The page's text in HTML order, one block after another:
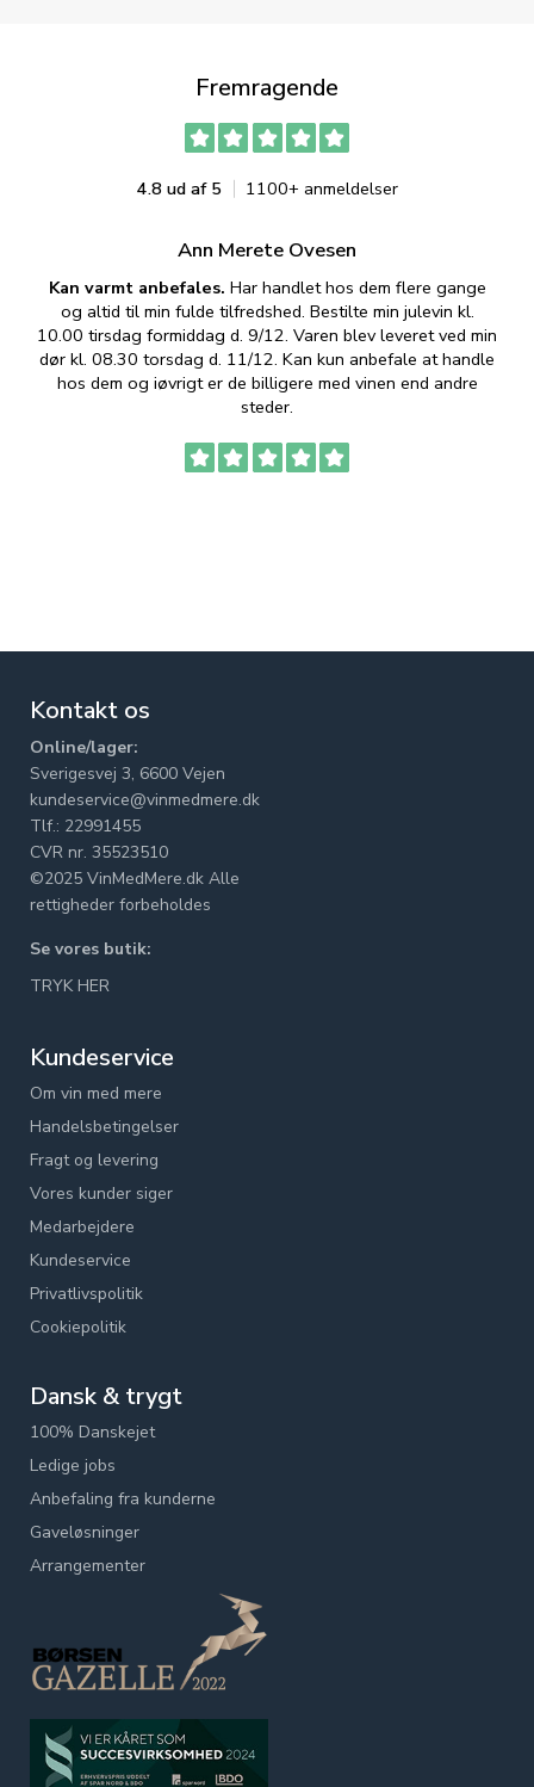
Fremragende
4.8 ud af 5 1100+ anmeldelser
Ann Merete Ovesen
Kan varmt anbefales. Har handlet hos dem flere gange
og altid til min fulde tilfredshed. Bestilte min julevin kl.
10.00 tirsdag formiddag d. 9/12. Varen blev leveret ved min
dør kl. 08.30 torsdag d. 11/12. Kan kun anbefale at handle
hos dem og iøvrigt er de billigere med vinen end andre
steder.
Kontakt os
Online/lager:
Sverigesvej 3, 6600 Vejen
kundeservice@vinmedmere.dk
Tlf.: 22991455
CVR nr. 35523510
©2025 VinMedMere.dk Alle
rettigheder forbeholdes
Se vores butik:
TRYK HER
Kundeservice
Om vin med mere
Handelsbetingelser
Fragt og levering
Vores kunder siger
Medarbejdere
Kundeservice
Privatlivspolitik
Cookiepolitik
Dansk & trygt
100% Danskejet
Ledige jobs
Anbefaling fra kunderne
Gaveløsninger
Arrangementer